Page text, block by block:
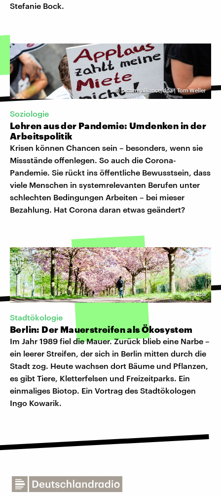
Stefanie Bock.
©picture alliance/dpa | Tom Weller
Soziologie
Lehren aus der Pandemie: Umdenken in der
Arbeitspolitik
Krisen können Chancen sein – besonders, wenn sie
Missstände offenlegen. So auch die Corona-
Pandemie. Sie rückt ins öffentliche Bewusstsein, dass
viele Menschen in systemrelevanten Berufen unter
schlechten Bedingungen Arbeiten – bei mieser
Bezahlung. Hat Corona daran etwas geändert?
©dpa
Stadtökologie
Berlin: Der Mauerstreifen als Ökosystem
Im Jahr 1989 fiel die Mauer. Zurück blieb eine Narbe –
ein leerer Streifen, der sich in Berlin mitten durch die
Stadt zog. Heute wachsen dort Bäume und Pflanzen,
es gibt Tiere, Kletterfelsen und Freizeitparks. Ein
einmaliges Biotop. Ein Vortrag des Stadtökologen
Ingo Kowarik.